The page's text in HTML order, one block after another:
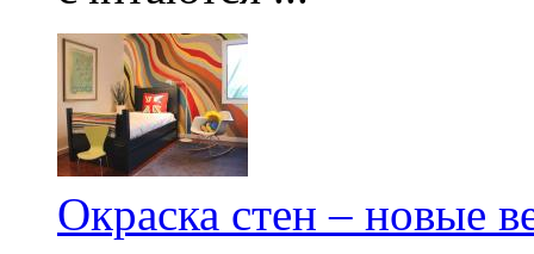
Окраска стен – новые